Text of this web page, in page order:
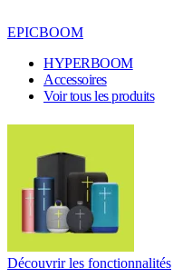
EPICBOOM
HYPERBOOM
Accessoires
Voir tous les produits
Découvrir les fonctionnalités